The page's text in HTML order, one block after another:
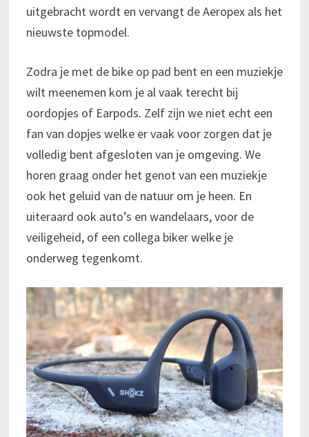
uitgebracht wordt en vervangt de Aeropex als het
nieuwste topmodel.
Zodra je met de bike op pad bent en een muziekje
wilt meenemen kom je al vaak terecht bij
oordopjes of Earpods. Zelf zijn we niet echt een
fan van dopjes welke er vaak voor zorgen dat je
volledig bent afgesloten van je omgeving. We
horen graag onder het genot van een muziekje
ook het geluid van de natuur om je heen. En
uiteraard ook auto’s en wandelaars, voor de
veiligeheid, of een collega biker welke je
onderweg tegenkomt.